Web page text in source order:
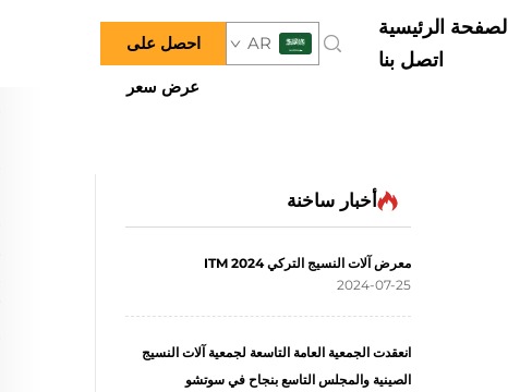
الصفحة الرئيسية
اتصل بنا
AR احصل على
عرض سعر
أخبار ساخنة
معرض آلات النسيج التركي ITM 2024
2024-07-25
انعقدت الجمعية العامة التاسعة لجمعية آلات النسيج
الصينية والمجلس التاسع بنجاح في سوتشو